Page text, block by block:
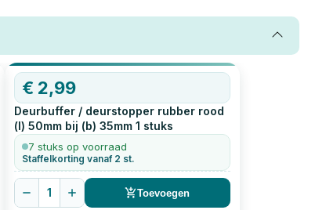
€ 2,99
Deurbuffer / deurstopper rubber rood
(l) 50mm bij (b) 35mm 1 stuks
7 stuks op voorraad
Staffelkorting vanaf 2 st.
1 Toevoegen